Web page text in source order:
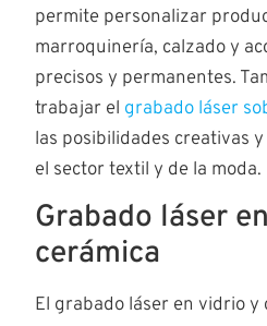
permite personalizar
marroquinería, calzado y
precisos y permanentes.
trabajar el grabado láser
las posibilidades creativas
el sector textil y de la moda.
Grabado láser
cerámica
El grabado láser en vidrio y